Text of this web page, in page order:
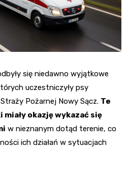
się niedawno wyjątkowe
uczestniczyły psy
Pożarnej Nowy Sącz. Te
okazję wykazać się
w nieznanym dotąd terenie, co
ich działań w sytuacjach